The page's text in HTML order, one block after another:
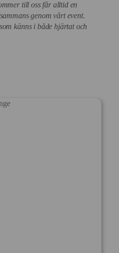
till oss får alltid en
genom vårt event.
känns i både hjärtat och